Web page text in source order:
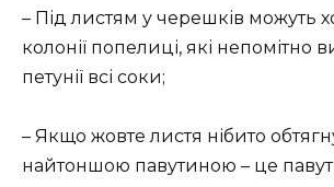
– Під листям у черешків можуть
колонії попелиці, які непомітно
петунії всі соки;
– Якщо жовте листя нібито
найтоншою павутиною – це